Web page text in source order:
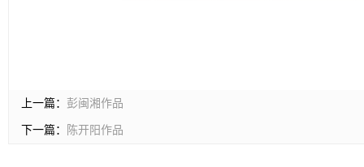
上一篇： 彭闽湘作品
下一篇： 陈开阳作品